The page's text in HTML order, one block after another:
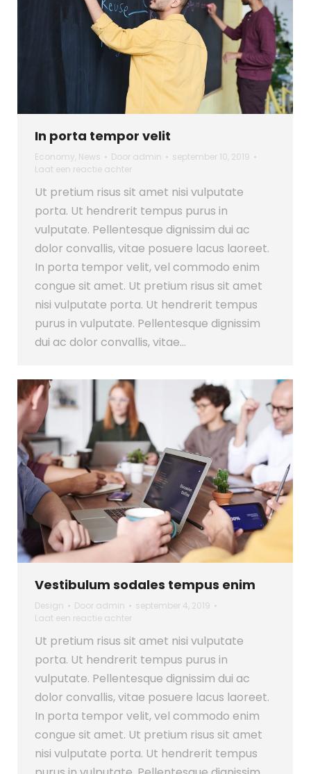
In porta tempor velit
Economy News Door admin
september 10, 2019
Laat een reactie achter
Ut pretium risus sit amet nisi vulputate
porta. Ut hendrerit tempus purus in
vulputate. Pellentesque dignissim dui ac
dolor convallis, vitae posuere lacus laoreet.
In porta tempor velit, vel commodo enim
congue sit amet. Ut pretium risus sit amet
nisi vulputate porta. Ut hendrerit tempus
purus in vulputate. Pellentesque dignissim
dui ac dolor convallis, vitae…
Vestibulum sodales tempus enim
Design Door admin
september 4, 2019
Laat een reactie achter
Ut pretium risus sit amet nisi vulputate
porta. Ut hendrerit tempus purus in
vulputate. Pellentesque dignissim dui ac
dolor convallis, vitae posuere lacus laoreet.
In porta tempor velit, vel commodo enim
congue sit amet. Ut pretium risus sit amet
nisi vulputate porta. Ut hendrerit tempus